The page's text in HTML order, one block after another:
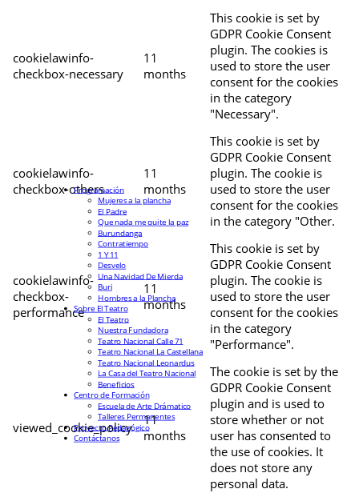
cookielawinfo-
checkbox-necessary
11
months
This cookie is set by
GDPR Cookie Consent
plugin. The cookies is
used to store the user
consent for the cookies
in the category
"Necessary".
cookielawinfo-
checkbox-others
11
months
This cookie is set by
GDPR Cookie Consent
plugin. The cookie is
used to store the user
consent for the cookies
in the category "Other.
cookielawinfo-
checkbox-
performance
11
months
This cookie is set by
GDPR Cookie Consent
plugin. The cookie is
used to store the user
consent for the cookies
in the category
"Performance".
viewed_cookie_policy
11
months
The cookie is set by the
GDPR Cookie Consent
plugin and is used to
store whether or not
user has consented to
the use of cookies. It
does not store any
personal data.
Programación
Mujeres a la plancha
El Padre
Que nada me quite la paz
Burundanga
Contratiempo
1 Y 11
Desvelo
Una Navidad De Mierda
Buri
Hombres a la Plancha
Sobre El Teatro
El Teatro
Nuestra Fundadora
Teatro Nacional Calle 71
Teatro Nacional La Castellana
Teatro Nacional Leonardus
La Casa del Teatro Nacional
Beneficios
Centro de Formación
Escuela de Arte Drámatico
Talleres Permanentes
Proyecto Pedagógico
Contáctanos